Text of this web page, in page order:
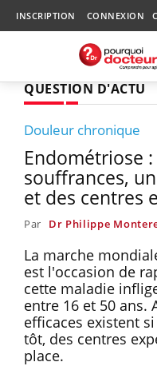
INSCRIPTION CONNEXION
QUESTION D'ACTU
Douleur chronique
Endométriose
souffrances,
et des centres
Par Dr Philippe
La marche
est l'occasion de
cette maladie
entre 16 et 50 ans.
efficaces existent
tôt, des centres
place.